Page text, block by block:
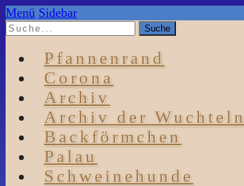
Menü Sidebar
Pfannenrand
Corona
Archiv
Archiv der Wuchteln
Backförmchen
Palau
Schweinehunde